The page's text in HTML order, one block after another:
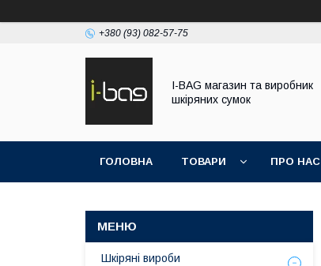
+380 (93) 082-57-75
I-BAG магазин та виробник
шкіряних сумок
ГОЛОВНА ТОВАРИ ПРО НАС
Шкіряні вироби